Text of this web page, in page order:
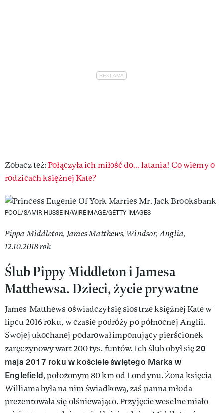
Zobacz też:Połączyła ich miłość do... latania! Co wiemy o
rodzicach księżnej Kate?
POOL/SAMIR HUSSEIN/WIREIMAGE/GETTY IMAGES
Pippa Middleton, James Matthews, Windsor, Anglia,
12.10.2018 rok
Ślub Pippy Middleton i Jamesa
Matthewsa. Dzieci, życie prywatne
James Matthews oświadczył się siostrze księżnej Kate w
lipcu 2016 roku, w czasie podróży po północnej Anglii.
Swojej ukochanej podarował imponujący pierścionek
zaręczynowy wart 200 tys. funtów. Ich ślub obył się20
maja 2017 roku w kościele świętego Marka w
Englefield, położonym 80 km od Londynu. Żona księcia
Williama była na nim świadkową, zaś panna młoda
prezentowała się olśniewająco. Przyjęcie weselne miało